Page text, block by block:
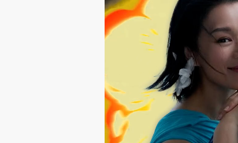
樂在灣區
飲食玩樂
集團旗下品牌